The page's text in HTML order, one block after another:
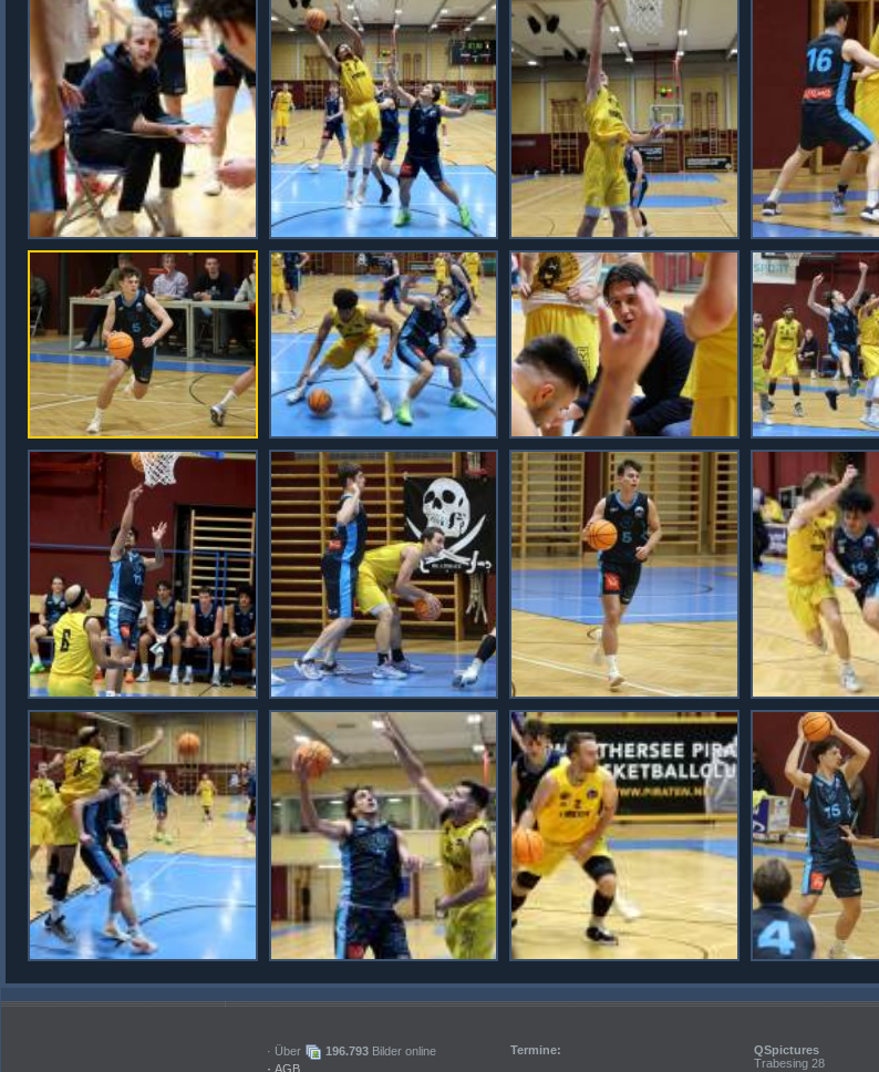
· Über 196.793 Bilder online
· AGB
Termine:
QSpictures
Trabesing 28